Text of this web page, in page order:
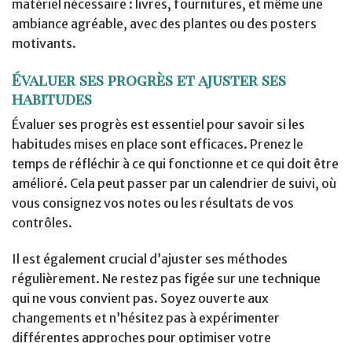
matériel nécessaire : livres, fournitures, et même une
ambiance agréable, avec des plantes ou des posters
motivants.
Évaluer ses progrès et ajuster ses
habitudes
Évaluer ses progrès est essentiel pour savoir si les
habitudes mises en place sont efficaces. Prenez le
temps de réfléchir à ce qui fonctionne et ce qui doit être
amélioré. Cela peut passer par un calendrier de suivi, où
vous consignez vos notes ou les résultats de vos
contrôles.
Il est également crucial d’ajuster ses méthodes
régulièrement. Ne restez pas figée sur une technique
qui ne vous convient pas. Soyez ouverte aux
changements et n’hésitez pas à expérimenter
différentes approches pour optimiser votre